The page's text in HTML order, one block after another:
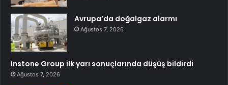
Avrupa’da doğalgaz alarmı
Ağustos 7, 2026
Instone Group ilk yarı sonuçlarında düşüş bildirdi
Ağustos 7, 2026